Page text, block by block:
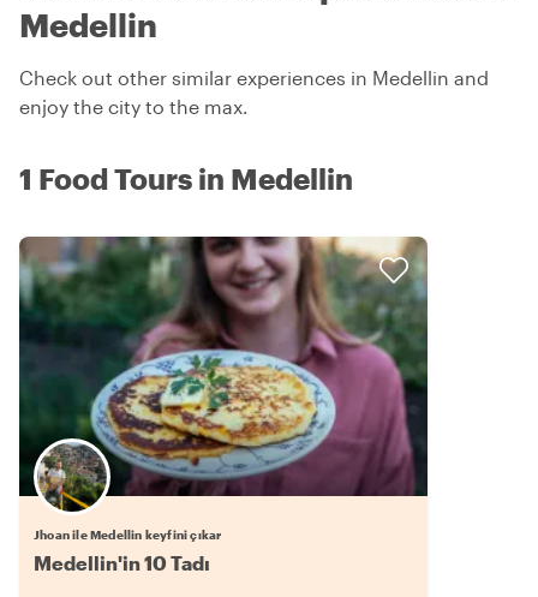
Medellin
Check out other similar experiences in Medellin and
enjoy the city to the max.
1 Food Tours in Medellin
Jhoan ile Medellin keyfini çıkar
Medellin'in 10 Tadı